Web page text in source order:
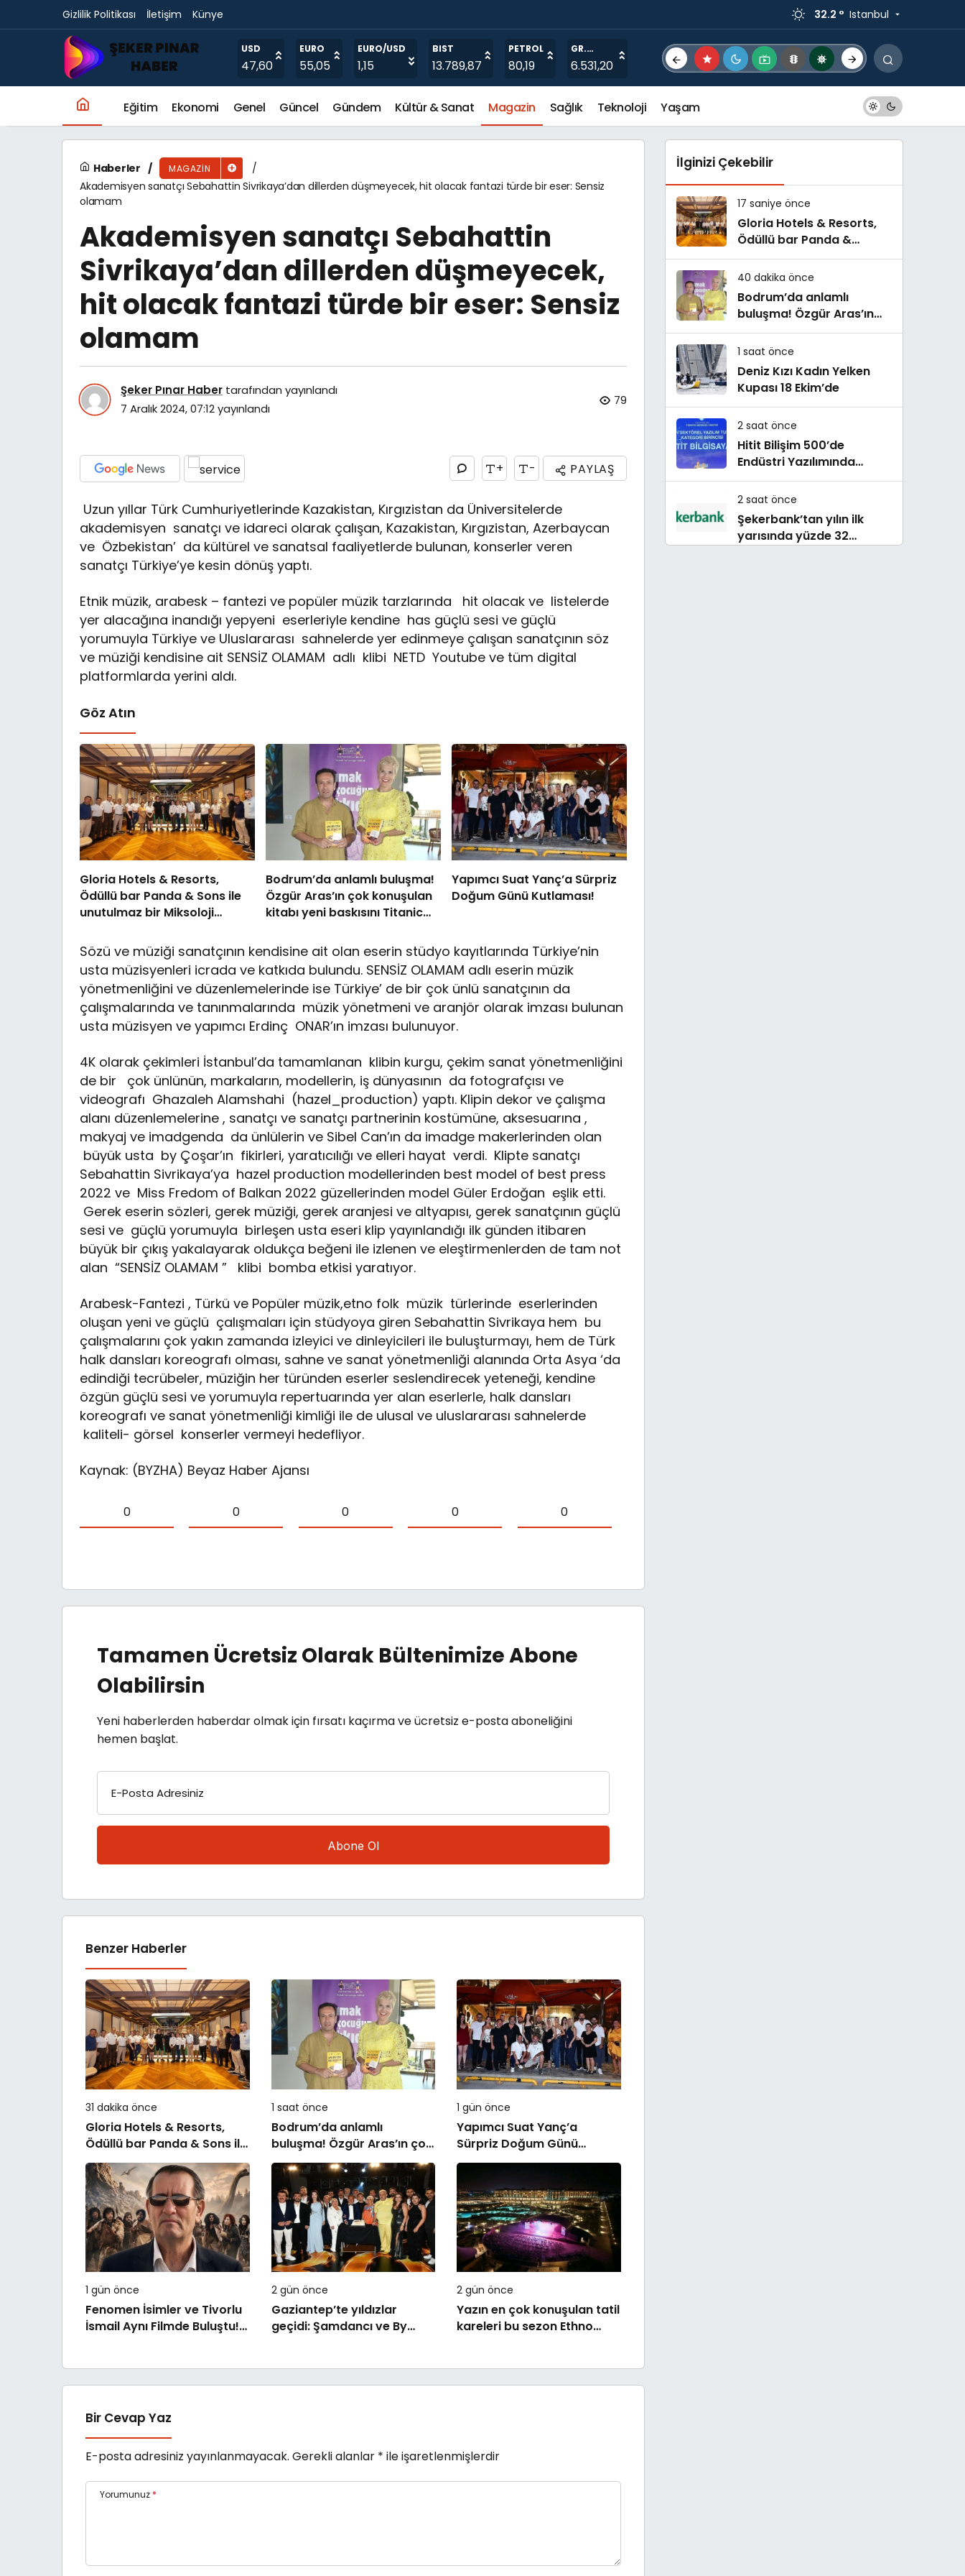
Gizlilik Politikası İletişim Künye 32.2 ° Istanbul
USD
47,60
EURO
55,05
EURO/USD
1,15
BIST
13.789,87
PETROL
80,19
GR.
ALTIN
6.531,20
Eğitim Ekonomi Genel Güncel Gündem Kültür & Sanat Magazin Sağlık Teknoloji Yaşam
Haberler MAGAZIN
Akademisyen sanatçı Sebahattin Sivrikaya’dan dillerden düşmeyecek, hit olacak fantazi türde bir eser: Sensiz
olamam
Akademisyen sanatçı Sebahattin
Sivrikaya’dan dillerden düşmeyecek,
hit olacak fantazi türde bir eser: Sensiz
olamam
Şeker Pınar Haber tarafından yayınlandı
7 Aralık 2024, 07:12yayınlandı
79
+ - PAYLAŞ
Uzun yıllar Türk Cumhuriyetlerinde Kazakistan, Kırgızistan da Üniversitelerde
akademisyen sanatçı ve idareci olarak çalışan, Kazakistan, Kırgızistan, Azerbaycan
ve Özbekistan’ da kültürel ve sanatsal faaliyetlerde bulunan, konserler veren
sanatçı Türkiye’ye kesin dönüş yaptı.
Etnik müzik, arabesk – fantezi ve popüler müzik tarzlarında hit olacak ve listelerde
yer alacağına inandığı yepyeni eserleriyle kendine has güçlü sesi ve güçlü
yorumuyla Türkiye ve Uluslararası sahnelerde yer edinmeye çalışan sanatçının söz
ve müziği kendisine ait SENSİZ OLAMAM adlı klibi NETD Youtube ve tüm digital
platformlarda yerini aldı.
Göz Atın
Gloria Hotels & Resorts,
Ödüllü bar Panda & Sons ile
unutulmaz bir Miksoloji
Bodrum’da anlamlı buluşma!
Özgür Aras’ın çok konuşulan
kitabı yeni baskısını Titanic
kutladı
Yapımcı Suat Yanç’a Sürpriz
Doğum Günü Kutlaması!
Sözü ve müziği sanatçının kendisine ait olan eserin stüdyo kayıtlarında Türkiye’nin
usta müzisyenleri icrada ve katkıda bulundu. SENSİZ OLAMAM adlı eserin müzik
yönetmenliğini ve düzenlemelerinde ise Türkiye’ de bir çok ünlü sanatçının da
çalışmalarında ve tanınmalarında müzik yönetmeni ve aranjör olarak imzası bulunan
usta müzisyen ve yapımcı Erdinç ONAR’ın imzası bulunuyor.
4K olarak çekimleri İstanbul’da tamamlanan klibin kurgu, çekim sanat yönetmenliğini
de bir çok ünlünün, markaların, modellerin, iş dünyasının da fotografçısı ve
videografı Ghazaleh Alamshahi (hazel_production) yaptı. Klipin dekor ve çalışma
alanı düzenlemelerine , sanatçı ve sanatçı partnerinin kostümüne, aksesuarına ,
makyaj ve imadgenda da ünlülerin ve Sibel Can’ın da imadge makerlerinden olan
büyük usta by Çoşar’ın fikirleri, yaratıcılığı ve elleri hayat verdi. Klipte sanatçı
Sebahattin Sivrikaya’ya hazel production modellerinden best model of best press
2022 ve Miss Fredom of Balkan 2022 güzellerinden model Güler Erdoğan eşlik etti.
Gerek eserin sözleri, gerek müziği, gerek aranjesi ve altyapısı, gerek sanatçının güçlü
sesi ve güçlü yorumuyla birleşen usta eseri klip yayınlandığı ilk günden itibaren
büyük bir çıkış yakalayarak oldukça beğeni ile izlenen ve eleştirmenlerden de tam not
alan “SENSİZ OLAMAM ” klibi bomba etkisi yaratıyor.
Arabesk-Fantezi , Türkü ve Popüler müzik,etno folk müzik türlerinde eserlerinden
oluşan yeni ve güçlü çalışmaları için stüdyoya giren Sebahattin Sivrikaya hem bu
çalışmalarını çok yakın zamanda izleyici ve dinleyicileri ile buluşturmayı, hem de Türk
halk dansları koreografı olması, sahne ve sanat yönetmenliği alanında Orta Asya ‘da
edindiği tecrübeler, müziğin her türünden eserler seslendirecek yeteneği, kendine
özgün güçlü sesi ve yorumuyla repertuarında yer alan eserlerle, halk dansları
koreografı ve sanat yönetmenliği kimliği ile de ulusal ve uluslararası sahnelerde
kaliteli- görsel konserler vermeyi hedefliyor.
Kaynak: (BYZHA) Beyaz Haber Ajansı
0 0 0 0 0
Tamamen Ücretsiz Olarak Bültenimize Abone
Olabilirsin
Yeni haberlerden haberdar olmak için fırsatı kaçırma ve ücretsiz e-posta aboneliğini
hemen başlat.
E-Posta Adresiniz
Benzer Haberler
31 dakika önce
Gloria Hotels & Resorts,
Ödüllü bar Panda & Sons ile
unutulmaz bir Miksoloji
Gecesine İmza Attı
1 saat önce
Bodrum’da anlamlı
buluşma! Özgür Aras’ın çok
konuşulan kitabı yeni
baskısını Titanic Luxury
Collection Bodrum’da
kutladı
1 gün önce
Yapımcı Suat Yanç’a
Sürpriz Doğum Günü
Kutlaması!
1 gün önce
Fenomen İsimler ve Tivorlu
İsmail Aynı Filmde Buluştu!
2 gün önce
Gaziantep’te yıldızlar
geçidi: Şamdancı ve By
2 gün önce
Yazın en çok konuşulan tatil
kareleri bu sezon Ethno
Bir Cevap Yaz
E-posta adresiniz yayınlanmayacak. Gerekli alanlar * ile işaretlenmişlerdir
Yorumunuz *
İlginizi Çekebilir
17 saniye önce
Gloria Hotels & Resorts,
Ödüllü bar Panda &
Sons ile unutulmaz bir
Miksoloji Gecesine İmza
Attı
40 dakika önce
Bodrum’da anlamlı
buluşma! Özgür Aras’ın
çok konuşulan kitabı yeni
baskısını Titanic Luxury
Collection Bodrum’da
kutladı
1 saat önce
Deniz Kızı Kadın Yelken
Kupası 18 Ekim’de
2 saat önce
Hitit Bilişim 500’de
Endüstri Yazılımında
Birinci Sırada
2 saat önce
Şekerbank’tan yılın ilk
yarısında yüzde 32
Ersan Er İddialı Döndü!